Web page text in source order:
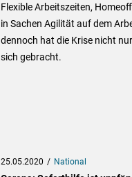
Flexible Arbeitszeiten,
in Sachen Agilität auf dem
dennoch hat die Krise nicht
sich gebracht.
25.05.2020 National